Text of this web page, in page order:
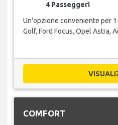
4 Passeggeri
Un'opzione conveniente per
Golf, Ford Focus, Opel Astra,
COMFORT